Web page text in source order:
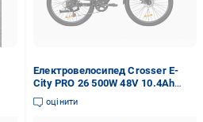
Електровелосипед Crosser E-
City PRO 26 500W 48V 10.4Ah
Чорний
оцінити